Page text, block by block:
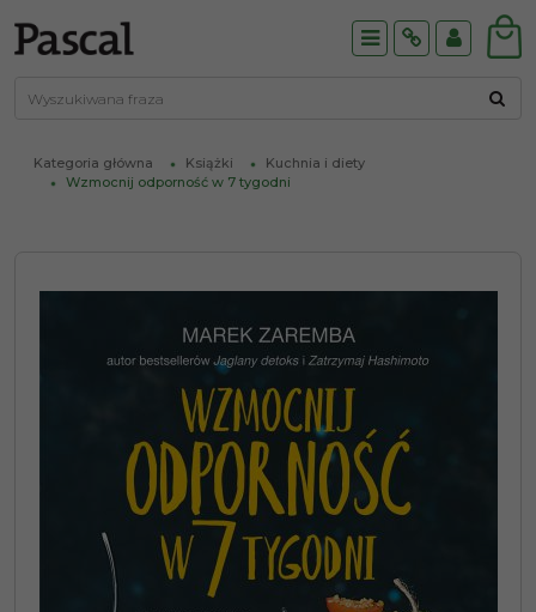
MenuInfoPanel
Kategoria główna Książki
Kuchnia i diety
Wzmocnij odporność w 7 tygodni